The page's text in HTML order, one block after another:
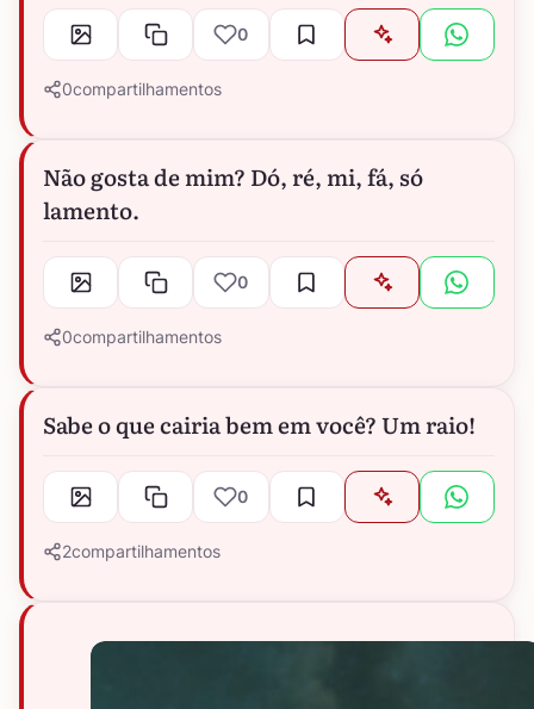
0
0compartilhamentos
Não gosta de mim? Dó, ré, mi, fá, só
lamento.
0
0compartilhamentos
Sabe o que cairia bem em você? Um raio!
0
2compartilhamentos